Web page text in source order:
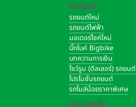
ยานยนต์
รถยนต์ใหม่
รถยนต์ไฟฟ้า
มอเตอร์ไซค์ใหม่
บิ๊กไบค์ Bigbike
บทความการเงิน
โชว์รูม (ดีลเลอร์) รถยนต์
โปรโมชั่นรถยนต์
รถไมล์น้อยราคาพิเศษ
บ้าน-คอนโด